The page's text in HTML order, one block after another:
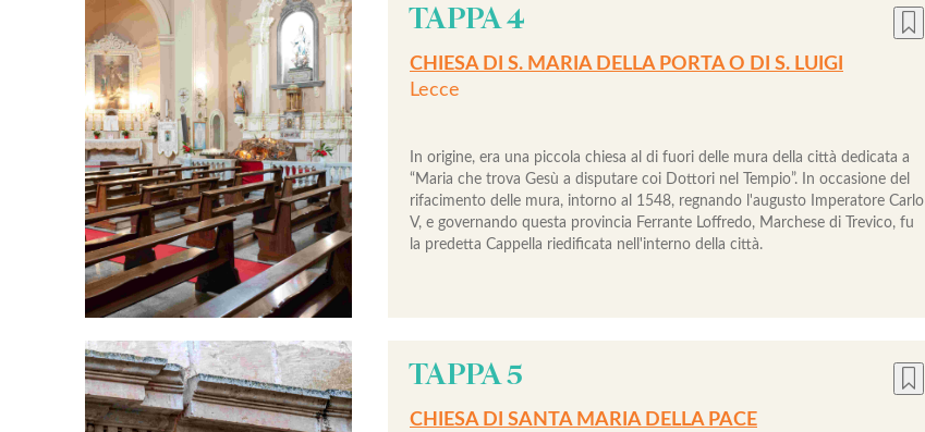
TAPPA 4
CHIESA DI S. MARIA DELLA PORTA O DI S. LUIGI
Lecce
In origine, era una piccola chiesa al di fuori delle mura della città dedicata a
“Maria che trova Gesù a disputare coi Dottori nel Tempio”. In occasione del
rifacimento delle mura, intorno al 1548, regnando l'augusto Imperatore Carlo
V, e governando questa provincia Ferrante Loffredo, Marchese di Trevico, fu
la predetta Cappella riedificata nell'interno della città.
TAPPA 5
CHIESA DI SANTA MARIA DELLA PACE